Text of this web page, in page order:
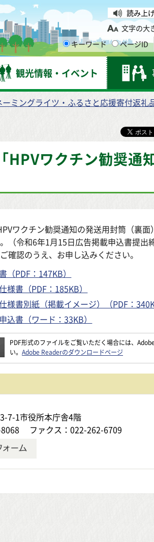
読み上
文字の大
キーワード
ページID
観光情報・イベント
ーミングライツ・ふるさと応援寄付返礼
HPVワクチン勧奨
ワクチン勧奨通知の発送用封筒（裏
（令和6年1月15日広告掲載申込書提出締
確認のうえ、お申し込みください。
（PDF：147KB）
様書（PDF：185KB）
様書別紙（掲載イメージ）（PDF：
込書（ワード：33KB）
PDF形式のファイルをご覧いただく場合には、
い。 Adobe Readerのダウンロードページ
7-1市役所本庁舎4階
ファクス：022-262-6709